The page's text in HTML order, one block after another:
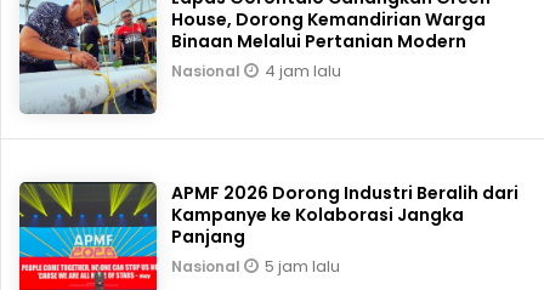
House, Dorong Kemandirian Warga
Binaan Melalui Pertanian Modern
Nasional 4 jam lalu
APMF 2026 Dorong Industri Beralih dari
Kampanye ke Kolaborasi Jangka
Panjang
Nasional 5 jam lalu